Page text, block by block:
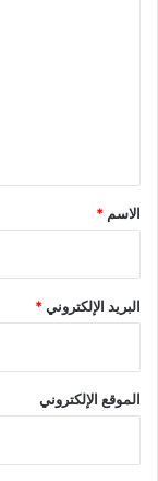
*
الاسم *
البريد الإلكتروني*
الموقع الإلكتروني